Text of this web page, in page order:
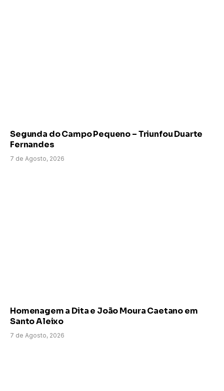
Segunda do Campo Pequeno – Triunfou Duarte
Fernandes
7 de Agosto, 2026
Homenagem a Dita e João Moura Caetano em
Santo Aleixo
7 de Agosto, 2026